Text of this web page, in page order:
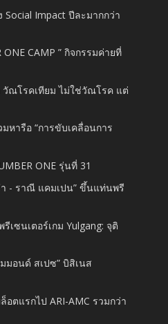
Social Impact ปีละมากกว่า
ONE CAMP ” กิจกรรมค่ายที่
วัณโรคเทียม ไม่ใช่วัณโรค แต่
หารือ “การขับเคลื่อนการ
ONE รุ่นที่ 31
- ราณี แคมเปน” ขึ้นแท่นพรี
เซนเตอร์เกม Yulgang: จุติ
มอนด์ สเปซ” บิสิเนส
ตแรกไป ARI-AMC รวมกว่า